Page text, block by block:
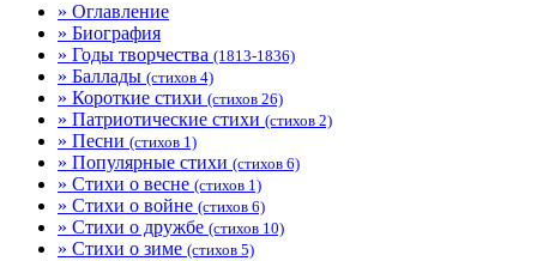
» Оглавление
» Биография
» Годы творчества (1813-1836)
» Баллады (стихов 4)
» Короткие стихи (стихов 26)
» Патриотические стихи (стихов 2)
» Песни (стихов 1)
» Популярные стихи (стихов 6)
» Стихи о весне (стихов 1)
» Стихи о войне (стихов 6)
» Стихи о дружбе (стихов 10)
» Стихи о зиме (стихов 5)